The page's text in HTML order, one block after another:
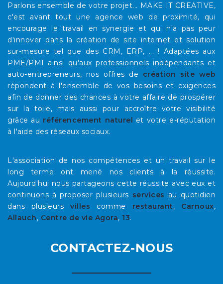
Parlons ensemble de votre projet... MAKE IT CREATIVE,
c'est avant tout une agence web de proximité, qui
encourage le travail en synergie et qui n'a pas peur
d'innover dans la création de site internet et solution
sur-mesure tel que des CRM, ERP, ... ! Adaptées aux
PME/PMI ainsi qu'aux professionnels indépendants et
auto-entrepreneurs, nos offres de création site web
répondent à l'ensemble de vos besoins et exigences
afin de donner des chances à votre affaire de prospérer
sur la toile, mais aussi pour accroître votre visibilité
grâce au référencement naturel et votre e-réputation
à l'aide des réseaux sociaux.
L'association de nos compétences et un travail sur le
long terme ont mené nos clients à la réussite.
Aujourd'hui nous partageons cette réussite avec eux et
continuons à proposer plusieurs services au quotidien
dans plusieursvilles comme restaurant, Carnoux,
Allauch, Centre de vie Agora, 13.
CONTACTEZ-NOUS